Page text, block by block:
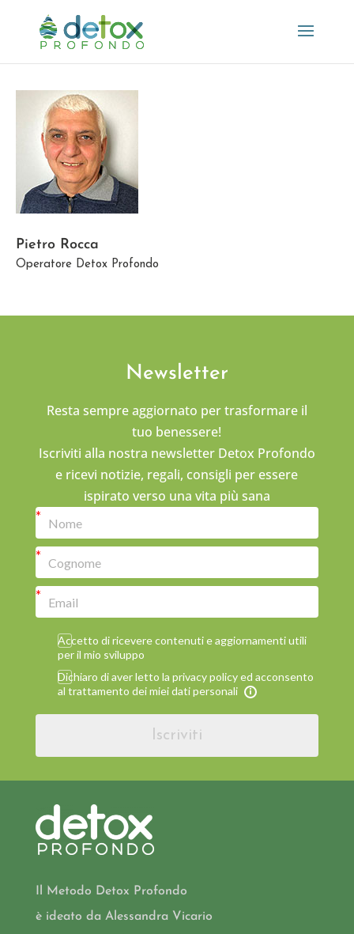
Pietro Rocca
Operatore Detox Profondo
Newsletter
Resta sempre aggiornato per trasformare il
tuo benessere!
Iscriviti alla nostra newsletter Detox Profondo
e ricevi notizie, regali, consigli per essere
ispirato verso una vita più sana
Accetto di ricevere contenuti e aggiornamenti utili
per il mio sviluppo
Dichiaro di aver letto la privacy policy ed acconsento
al trattamento dei miei dati personali
Iscriviti
Il Metodo Detox Profondo
è ideato da Alessandra Vicario